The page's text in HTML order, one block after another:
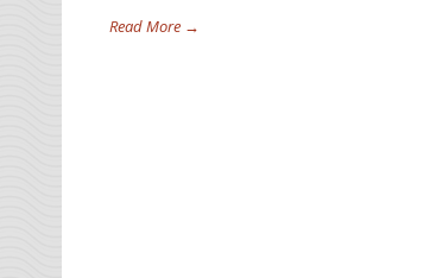
Read More →